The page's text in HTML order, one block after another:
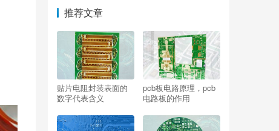
推荐文章
贴片电阻封装表面的
数字代表含义
pcb板电路原理，pcb
电路板的作用